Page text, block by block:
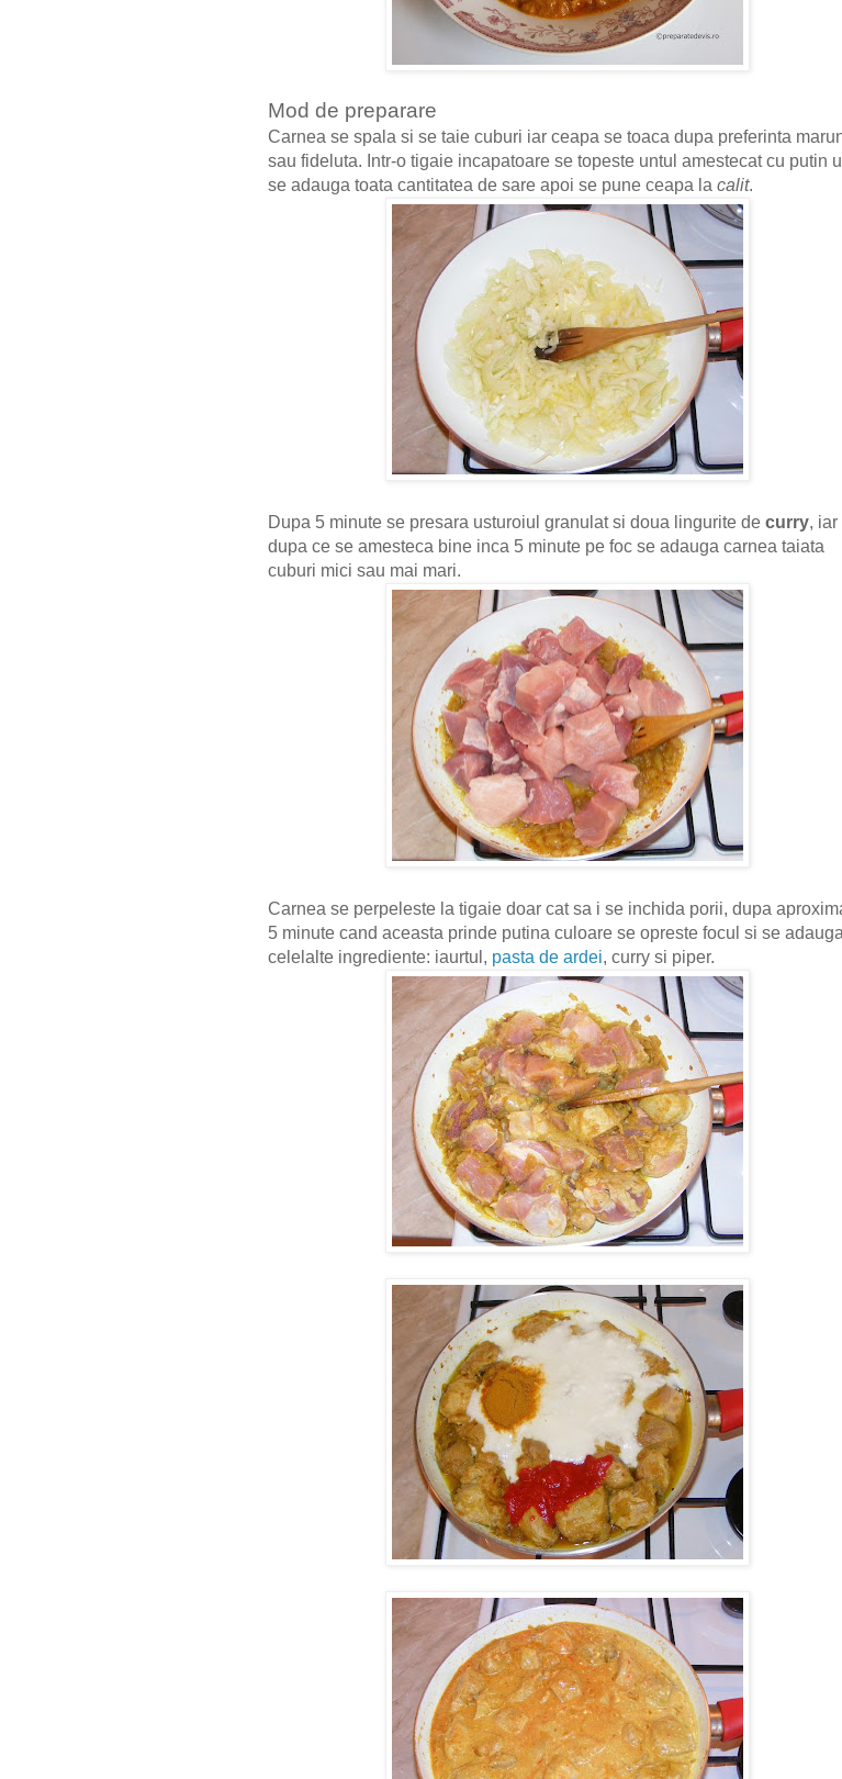
Mod de preparare
Carnea se spala si se taie cuburi iar ceapa se toaca dupa preferinta
sau fideluta. Intr-o tigaie incapatoare se topeste untul amestecat cu putin
se adauga toata cantitatea de sare apoi se pune ceapa la calit.
Dupa 5 minute se presara usturoiul granulat si doua lingurite de curry, iar
dupa ce se amesteca bine inca 5 minute pe foc se adauga carnea taiata
cuburi mici sau mai mari.
Carnea se perpeleste la tigaie doar cat sa i se inchida porii, dupa
5 minute cand aceasta prinde putina culoare se opreste focul si se
celelalte ingrediente: iaurtul, pasta de ardei, curry si piper.